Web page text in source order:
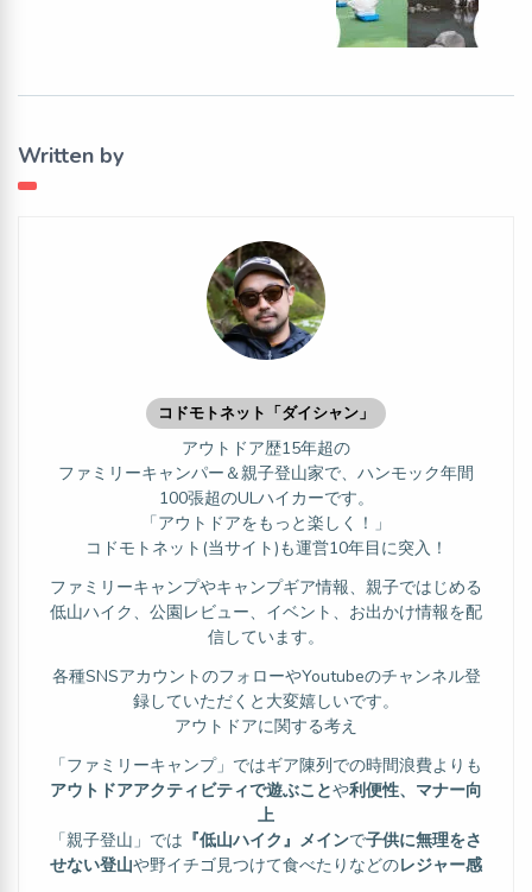
Written by
コドモトネット「ダイシャン」
アウトドア歴15年超の
ファミリーキャンパー＆親子登山家で、ハンモック年間
100張超のULハイカーです。
「アウトドアをもっと楽しく！」
コドモトネット(当サイト)も運営10年目に突入！
ファミリーキャンプやキャンプギア情報、親子ではじめる
低山ハイク、公園レビュー、イベント、お出かけ情報を配
信しています。
各種SNSアカウントのフォローやYoutubeのチャンネル登
録していただくと大変嬉しいです。
アウトドアに関する考え
「ファミリーキャンプ」ではギア陳列での時間浪費よりも
アウトドアアクティビティで遊ぶことや利便性、マナー向
上
「親子登山」では 『低山ハイク』メインで子供に無理をさ
せない登山や野イチゴ見つけて食べたりなどのレジャー感